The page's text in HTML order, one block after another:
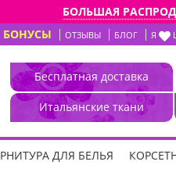
БОЛЬШАЯ
БОНУСЫ ОТЗЫВЫ БЛОГ Я
Бесплатная доставка
Итальянские ткани
ДЛЯ БЕЛЬЯ